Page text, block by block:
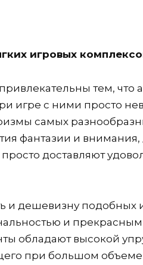
игровых
тем, что
игре с ними просто
самых
фантазии и
доставляют
и дешевизну
и
обладают высокой
при большом объеме